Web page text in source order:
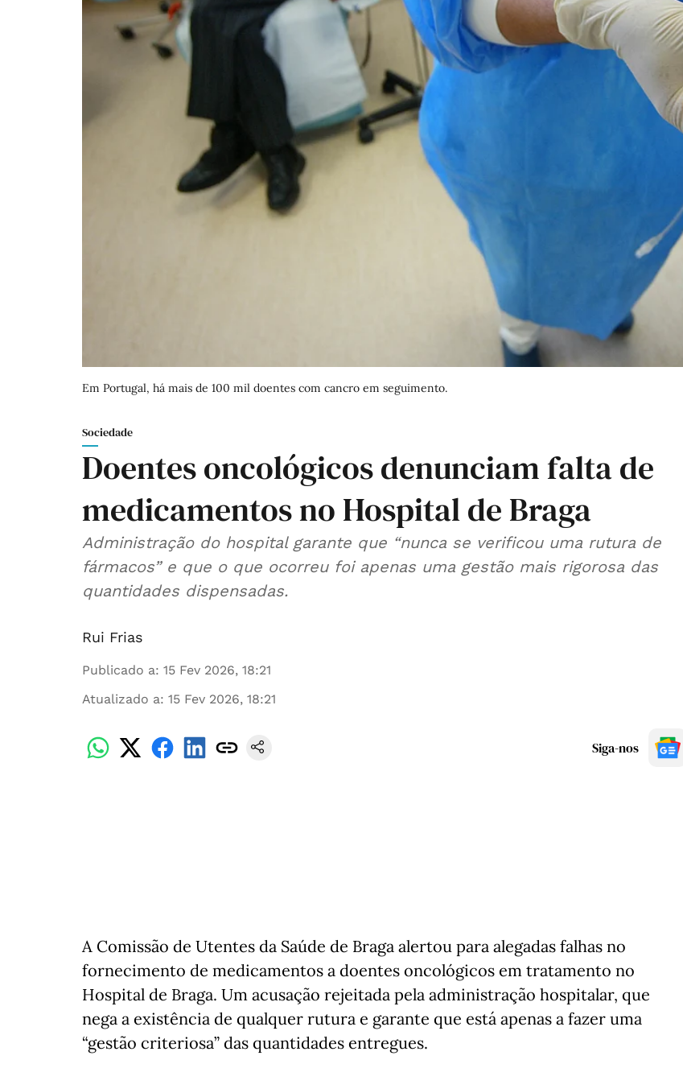
Em Portugal, há mais de 100 mil doentes com cancro em seguimento.
Sociedade
Doentes oncológicos denunciam falta de
medicamentos no Hospital de Braga
Administração do hospital garante que “nunca se verificou uma rutura de
fármacos” e que o que ocorreu foi apenas uma gestão mais rigorosa das
quantidades dispensadas.
Rui Frias
Publicado a: 15 Fev 2026, 18:21
Atualizado a: 15 Fev 2026, 18:21
Siga-nos
A Comissão de Utentes da Saúde de Braga alertou para alegadas falhas no
fornecimento de medicamentos a doentes oncológicos em tratamento no
Hospital de Braga. Um acusação rejeitada pela administração hospitalar, que
nega a existência de qualquer rutura e garante que está apenas a fazer uma
“gestão criteriosa” das quantidades entregues.